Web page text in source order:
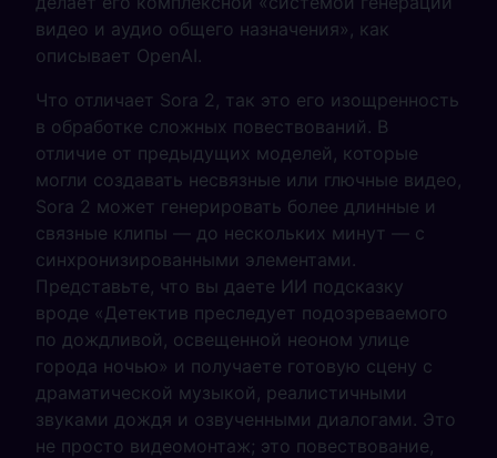
видео и аудио общего назначения», как
описывает OpenAI.
Что отличает Sora 2, так это его изощренность
в обработке сложных повествований. В
отличие от предыдущих моделей, которые
могли создавать несвязные или глючные видео,
Sora 2 может генерировать более длинные и
связные клипы — до нескольких минут — с
синхронизированными элементами.
Представьте, что вы даете ИИ подсказку
вроде «Детектив преследует подозреваемого
по дождливой, освещенной неоном улице
города ночью» и получаете готовую сцену с
драматической музыкой, реалистичными
звуками дождя и озвученными диалогами. Это
не просто видеомонтаж; это повествование,